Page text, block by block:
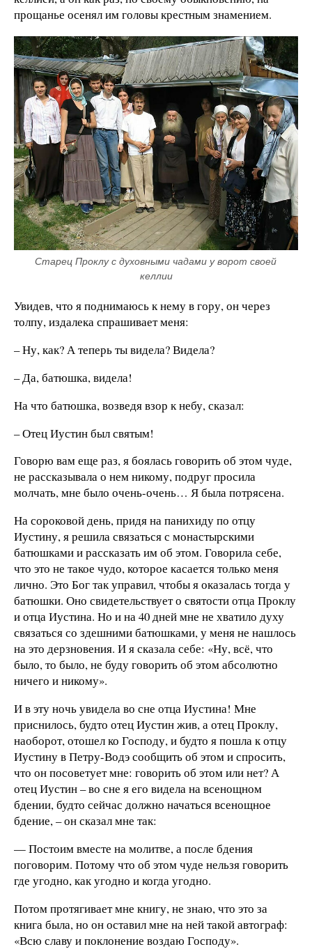
прощанье осенял им головы крестным знамением.
Старец Проклу с духовными чадами у ворот своей
келлии
Увидев, что я поднимаюсь к нему в гору, он через
толпу, издалека спрашивает меня:
– Ну, как? А теперь ты видела? Видела?
– Да, батюшка, видела!
На что батюшка, возведя взор к небу, сказал:
– Отец Иустин был святым!
Говорю вам еще раз, я боялась говорить об этом чуде,
не рассказывала о нем никому, подруг просила
молчать, мне было очень-очень… Я была потрясена.
На сороковой день, придя на панихиду по отцу
Иустину, я решила связаться с монастырскими
батюшками и рассказать им об этом. Говорила себе,
что это не такое чудо, которое касается только меня
лично. Это Бог так управил, чтобы я оказалась тогда у
батюшки. Оно свидетельствует о святости отца Проклу
и отца Иустина. Но и на 40 дней мне не хватило духу
связаться со здешними батюшками, у меня не нашлось
на это дерзновения. И я сказала себе: «Ну, всё, что
было, то было, не буду говорить об этом абсолютно
ничего и никому».
И в эту ночь увидела во сне отца Иустина! Мне
приснилось, будто отец Иустин жив, а отец Проклу,
наоборот, отошел ко Господу, и будто я пошла к отцу
Иустину в Петру-Водэ сообщить об этом и спросить,
что он посоветует мне: говорить об этом или нет? А
отец Иустин – во сне я его видела на всенощном
бдении, будто сейчас должно начаться всенощное
бдение, – он сказал мне так:
— Постоим вместе на молитве, а после бдения
поговорим. Потому что об этом чуде нельзя говорить
где угодно, как угодно и когда угодно.
Потом протягивает мне книгу, не знаю, что это за
книга была, но он оставил мне на ней такой автограф:
«Всю славу и поклонение воздаю Господу».